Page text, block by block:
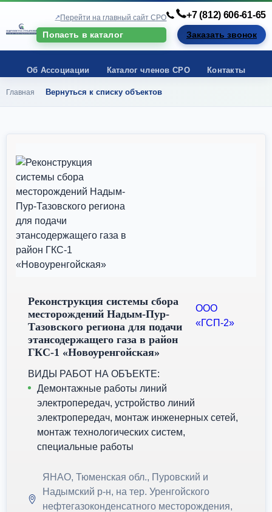
Перейти на главный сайт СРО
Попасть в каталог
+7 (812) 606-61-65
Заказать звонок
Об Ассоциации Каталог членов СРО Контакты
Главная Вернуться к списку объектов
Реконструкция системы сбора
месторождений Надым-Пур-
Тазовского региона для подачи
этансодержащего газа в район
ГКС-1 «Новоуренгойская»
ООО
«ГСП-2»
ВИДЫ РАБОТ НА ОБЪЕКТЕ:
Демонтажные работы линий
электропередач, устройство линий
электропередач, монтаж инженерных сетей,
монтаж технологических систем,
специальные работы
ЯНАО, Тюменская обл., Пуровский и
Надымский р-н, на тер. Уренгойского
нефтегазоконденсатного месторождения,